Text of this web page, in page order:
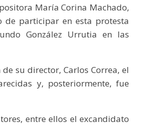
María Corina Machado,
de participar en esta protesta
González Urrutia en las
su director, Carlos Correa, el
y, posteriormente, fue
entre ellos el excandidato